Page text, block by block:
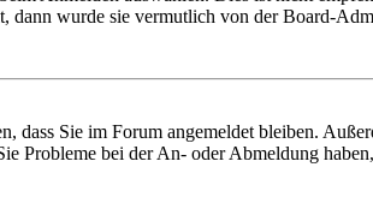
wurde sie vermutlich von der Board-
Sie im Forum angemeldet bleiben.
Probleme bei der An- oder Abmeldung